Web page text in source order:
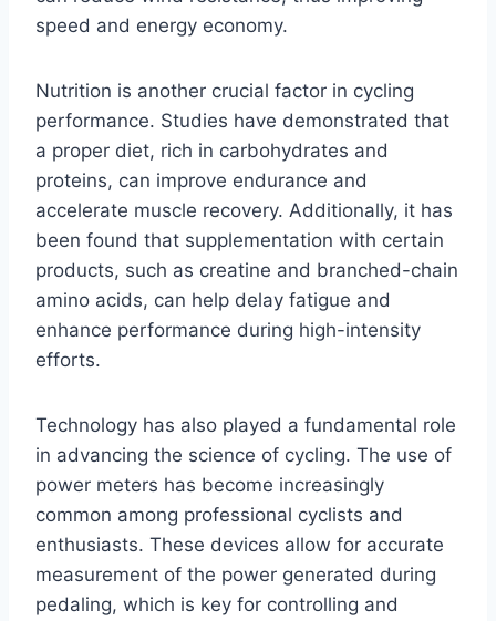
speed and energy economy.
Nutrition is another crucial factor in cycling
performance. Studies have demonstrated that
a proper diet, rich in carbohydrates and
proteins, can improve endurance and
accelerate muscle recovery. Additionally, it has
been found that supplementation with certain
products, such as creatine and branched-chain
amino acids, can help delay fatigue and
enhance performance during high-intensity
efforts.
Technology has also played a fundamental role
in advancing the science of cycling. The use of
power meters has become increasingly
common among professional cyclists and
enthusiasts. These devices allow for accurate
measurement of the power generated during
pedaling, which is key for controlling and